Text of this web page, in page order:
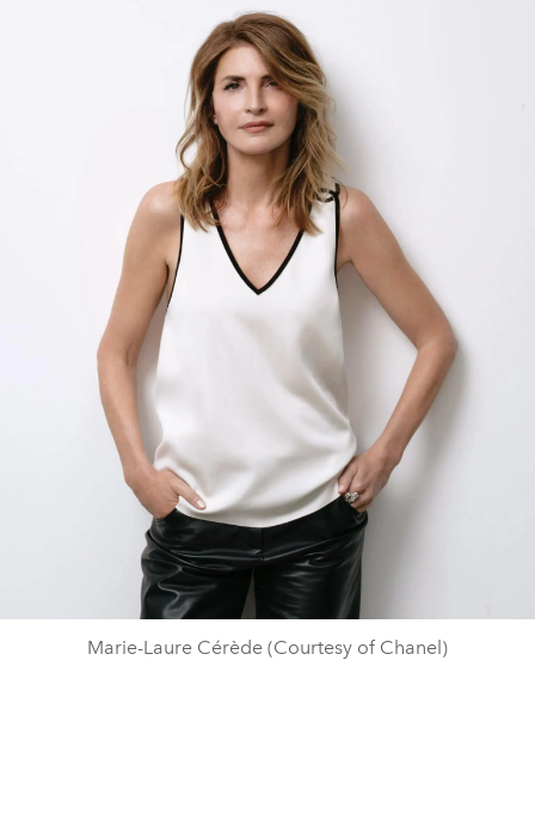
Marie-Laure Cérède (Courtesy of Chanel)